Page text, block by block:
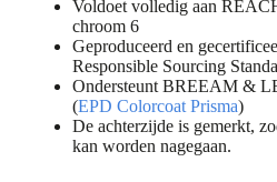
Voldoet volledig aan
chroom 6
Geproduceerd en
Responsible Sourcing
Ondersteunt BREEAM &
(EPD Colorcoat Prisma)
De achterzijde is gemerkt,
kan worden nagegaan.